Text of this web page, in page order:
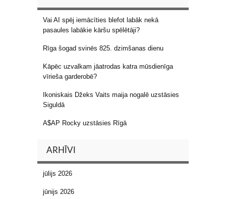
Vai AI spēj iemācīties blefot labāk nekā
pasaules labākie kāršu spēlētāji?
Rīga šogad svinēs 825. dzimšanas dienu
Kāpēc uzvalkam jāatrodas katra mūsdienīga
vīrieša garderobē?
Ikoniskais Džeks Vaits maija nogalē uzstāsies
Siguldā
A$AP Rocky uzstāsies Rīgā
ARHĪVI
jūlijs 2026
jūnijs 2026